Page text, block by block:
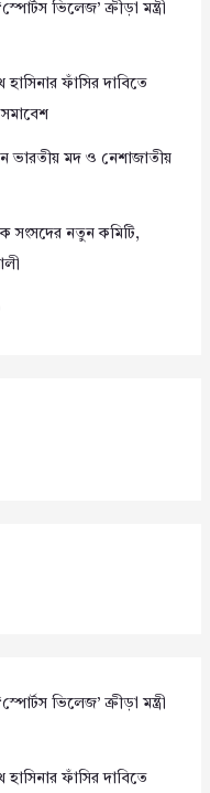
ভিলেজ’ ক্রীড়া মন্ত্রী
ফাঁসির দাবিতে
ভারতীয় মদ ও নেশাজাতীয়
সংসদের নতুন কমিটি,
ভিলেজ’ ক্রীড়া মন্ত্রী
ফাঁসির দাবিতে